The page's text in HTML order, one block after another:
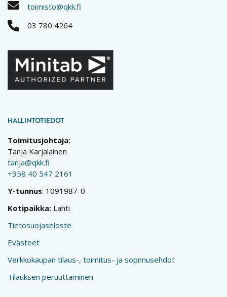
toimisto@qkk.fi
03 780 4264
HALLINTOTIEDOT
Toimitusjohtaja:
Tanja Karjalainen
tanja@qkk.fi
+358 40 547 2161
Y-tunnus: 1091987-0
Kotipaikka: Lahti
Tietosuojaseloste
Evästeet
Verkkokaupan tilaus-, toimitus- ja sopimusehdot
Tilauksen peruuttaminen